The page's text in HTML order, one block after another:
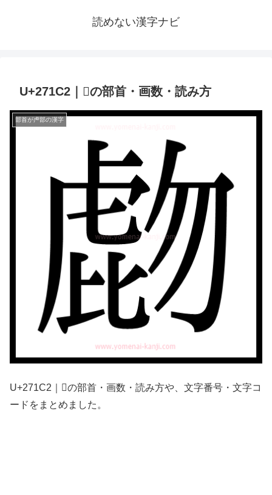
読めない漢字ナビ
U+271C2｜𧇂の部首・画数・読み方
部首が虍部の漢字
U+271C2｜𧇂の部首・画数・読み方や、文字番号・文字コ
ードをまとめました。